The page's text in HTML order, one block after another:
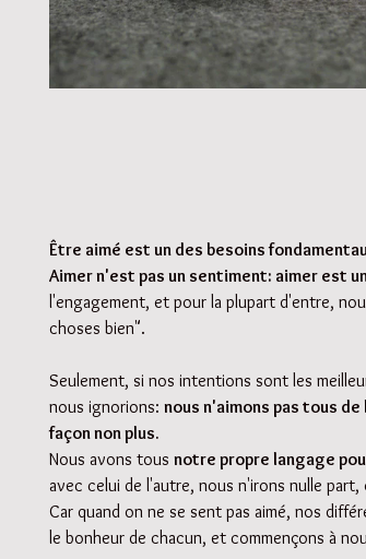
Être aimé est un des besoins
Aimer n'est pas un sentiment: aimer est
l'engagement, et pour la plupart d'entre,
choses bien".
Seulement, si nos intentions sont les
nous ignorions: nous n'aimons pas tous
façon non plus.
Nous avons tous notre propre langage
avec celui de l'autre, nous n'irons nulle
Car quand on ne se sent pas aimé, nos
le bonheur de chacun, et commençons à